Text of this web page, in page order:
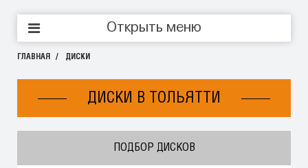
Открыть меню
ГЛАВНАЯ ДИСКИ
ДИСКИ В ТОЛЬЯТТИ
ПОДБОР ДИСКОВ